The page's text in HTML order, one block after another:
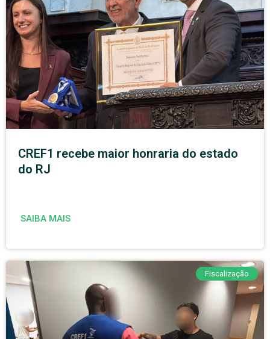
CREF1 recebe maior honraria do estado
do RJ
SAIBA MAIS
Fiscalização